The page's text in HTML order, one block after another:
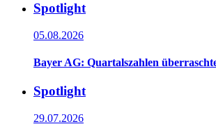
Spotlight
05.08.2026
Bayer AG: Quartalszahlen
Spotlight
29.07.2026